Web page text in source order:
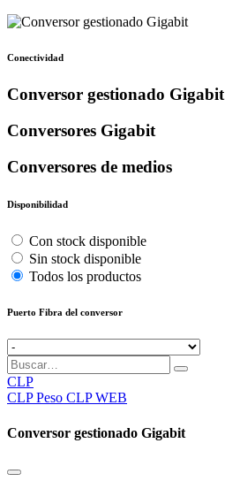
Conectividad
Conversor gestionado Gigabit
Conversores Gigabit
Conversores de medios
Disponibilidad
Con stock disponible
Sin stock disponible
Todos los productos
Puerto Fibra del conversor
CLP
CLP Peso CLP WEB
Conversor gestionado Gigabit